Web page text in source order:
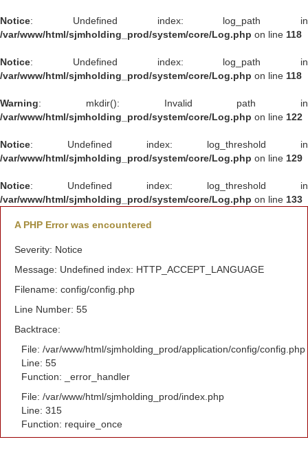
Notice: Undefined index: log_path in
/var/www/html/sjmholding_prod/system/core/Log.php on line 118
Notice: Undefined index: log_path in
/var/www/html/sjmholding_prod/system/core/Log.php on line 118
Warning: mkdir(): Invalid path in
/var/www/html/sjmholding_prod/system/core/Log.php on line 122
Notice: Undefined index: log_threshold in
/var/www/html/sjmholding_prod/system/core/Log.php on line 129
Notice: Undefined index: log_threshold in
/var/www/html/sjmholding_prod/system/core/Log.php on line 133
A PHP Error was encountered
Severity: Notice
Message: Undefined index: HTTP_ACCEPT_LANGUAGE
Filename: config/config.php
Line Number: 55
Backtrace:
File: /var/www/html/sjmholding_prod/application/config/config.php
Line: 55
Function: _error_handler
File: /var/www/html/sjmholding_prod/index.php
Line: 315
Function: require_once